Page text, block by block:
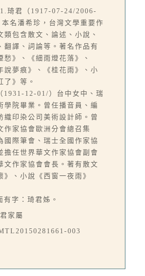
1.琦君（1917-07-24/2006-
名潘希珍，台灣文學重要作
類包含散文、論述、小說、
翻譯、詞論等。著名作品有
愁》、《細雨燈花落》、
說夢痕》、《桂花雨》、小
了》等。
1931-12-01/）台中女中、瑞
學院畢業。曾任播音員、編
織印染公司美術設計師。曾
作家協會歐洲分會總召集
國際筆會、瑞士全國作家協
擔任世界華文作家協會副會
文作家協會會長。著有散文
》、小說《西窗一夜雨》
有字：琦君姊。
家屬
003